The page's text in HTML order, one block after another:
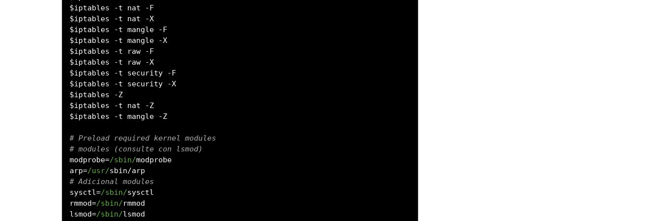
$iptables
-t nat -F
$iptables
-t nat -X
$iptables
-t mangle -F
$iptables
-t mangle -X
$iptables
-t raw -F
$iptables
-t raw -X
$iptables
-t security -F
$iptables
-t security -X
$iptables
-Z
$iptables
-t nat -Z
$iptables
-t mangle -Z
# Preload required kernel modules
# modules (consulte con lsmod)
modprobe=/sbin/modprobe
arp=/usr/sbin/
# Adicional modules
sysctl=/sbin/sysctl
rmmod=/sbin/rmmod
lsmod=/sbin/lsmod